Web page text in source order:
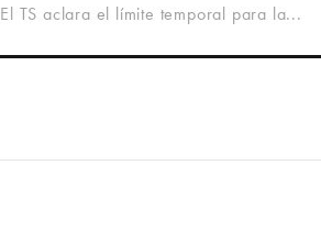
El TS aclara el límite temporal para la...